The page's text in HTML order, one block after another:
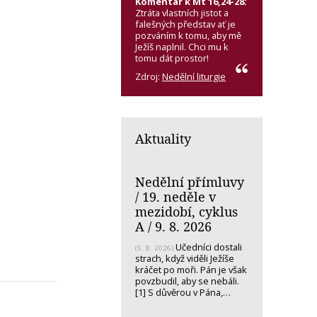
Ztráta vlastních jistot a
falešných představ ať je
pozváním k tomu, aby mě
Ježíš naplnil. Chci mu k
tomu dát prostor!
Zdroj: Nedělní liturgie
Aktuality
Nedělní přímluvy
/ 19. neděle v
mezidobí, cyklus
A / 9. 8. 2026
(5. 8. 2026) Učedníci dostali
strach, když viděli Ježíše
kráčet po moři. Pán je však
povzbudil, aby se nebáli.
[1] S důvěrou v Pána,…